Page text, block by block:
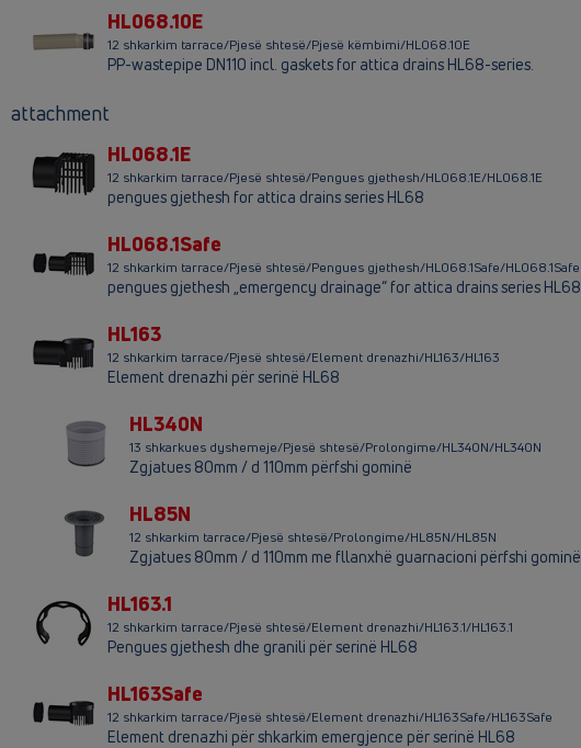
HL068.10E
12 shkarkim tarrace/Pjesë shtesë/Pjesë këmbimi/HL068.10E
PP-wastepipe DN110 incl. gaskets for attica drains HL68-series.
attachment
HL068.1E
12 shkarkim tarrace/Pjesë shtesë/Pengues gjethesh/HL068.1E/HL068.1E
pengues gjethesh for attica drains series HL68
HL068.1Safe
12 shkarkim tarrace/Pjesë shtesë/Pengues gjethesh/HL068.1Safe/HL068.1Safe
pengues gjethesh „emergency drainage“ for attica drains series HL68
HL163
12 shkarkim tarrace/Pjesë shtesë/Element drenazhi/HL163/HL163
Element drenazhi për serinë HL68
HL340N
13 shkarkues dyshemeje/Pjesë shtesë/Prolongime/HL340N/HL340N
Zgjatues 80mm / d 110mm përfshi gominë
HL85N
12 shkarkim tarrace/Pjesë shtesë/Prolongime/HL85N/HL85N
Zgjatues 80mm / d 110mm me fllanxhë guarnacioni përfshi gominë
HL163.1
12 shkarkim tarrace/Pjesë shtesë/Element drenazhi/HL163.1/HL163.1
Pengues gjethesh dhe granili për serinë HL68
HL163Safe
12 shkarkim tarrace/Pjesë shtesë/Element drenazhi/HL163Safe/HL163Safe
Element drenazhi për shkarkim emergjence për serinë HL68